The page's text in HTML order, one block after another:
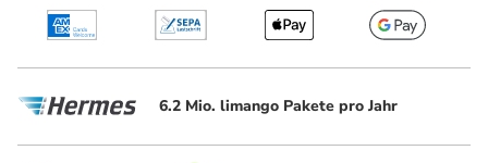
6.2 Mio. limango Pakete pro Jahr